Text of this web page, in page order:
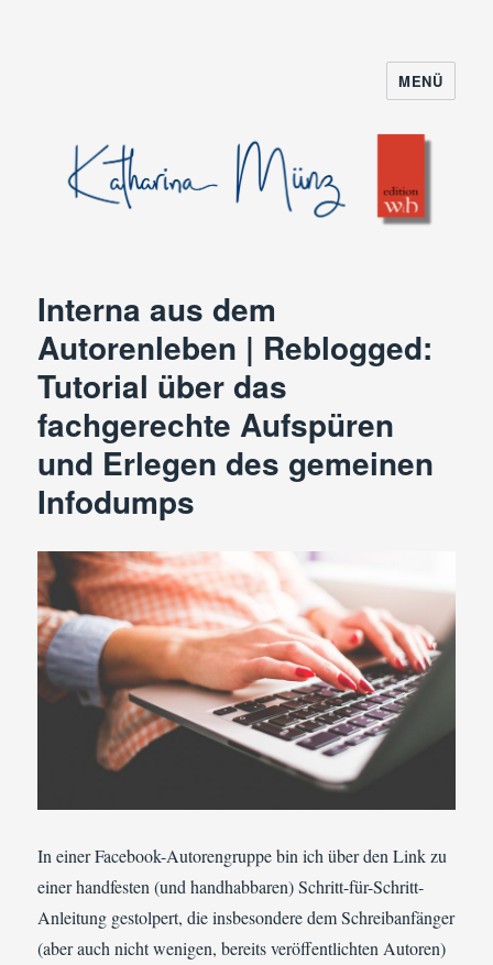
MENÜ
Interna aus dem
Autorenleben | Reblogged:
Tutorial über das
fachgerechte Aufspüren
und Erlegen des gemeinen
Infodumps
In einer Facebook-Autorengruppe bin ich über den Link zu
einer handfesten (und handhabbaren) Schritt-für-Schritt-
Anleitung gestolpert, die insbesondere dem Schreibanfänger
(aber auch nicht wenigen, bereits veröffentlichten Autoren)